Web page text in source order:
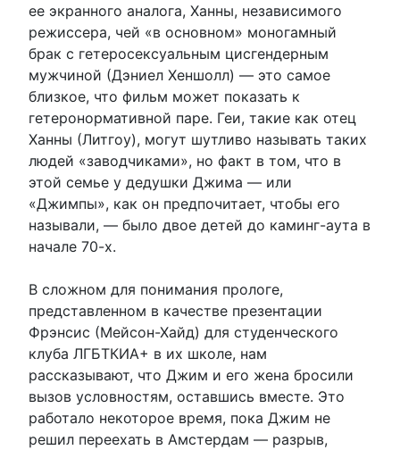
ее экранного аналога, Ханны, независимого
режиссера, чей «в основном» моногамный
брак с гетеросексуальным цисгендерным
мужчиной (Дэниел Хеншолл) — это самое
близкое, что фильм может показать к
гетеронормативной паре. Геи, такие как отец
Ханны (Литгоу), могут шутливо называть таких
людей «заводчиками», но факт в том, что в
этой семье у дедушки Джима — или
«Джимпы», как он предпочитает, чтобы его
называли, — было двое детей до каминг-аута в
начале 70-х.
В сложном для понимания прологе,
представленном в качестве презентации
Фрэнсис (Мейсон-Хайд) для студенческого
клуба ЛГБТКИА+ в их школе, нам
рассказывают, что Джим и его жена бросили
вызов условностям, оставшись вместе. Это
работало некоторое время, пока Джим не
решил переехать в Амстердам — разрыв,